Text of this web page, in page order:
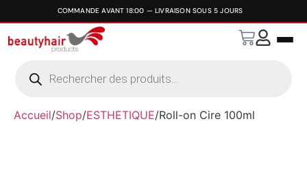
Accueil/Shop/ESTHETIQUE/Roll-on Cire 100ml